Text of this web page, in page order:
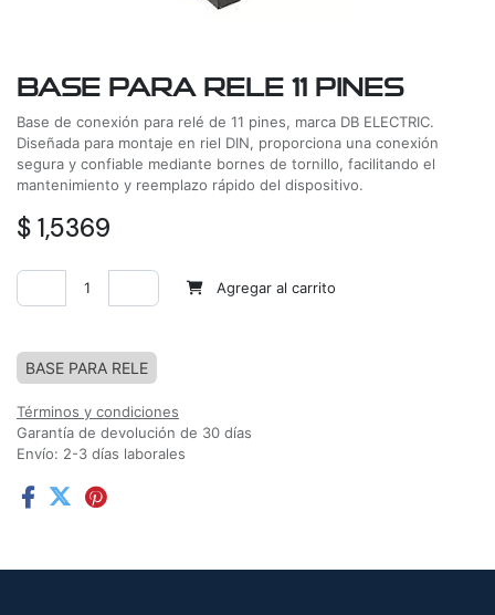
BASE PARA RELE 11 PINES
Base de conexión para relé de 11 pines, marca DB ELECTRIC.
Diseñada para montaje en riel DIN, proporciona una conexión
segura y confiable mediante bornes de tornillo, facilitando el
mantenimiento y reemplazo rápido del dispositivo.
$ 1,5369
Agregar al carrito
BASE PARA RELE
Términos y condiciones
Garantía de devolución de 30 días
Envío: 2-3 días laborales